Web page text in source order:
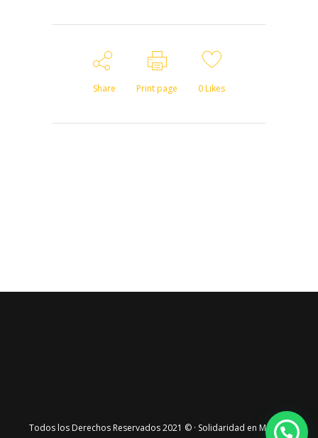
Share Print page 0Likes
Todos los Derechos Reservados 2021 © · Solidaridad en Marcha